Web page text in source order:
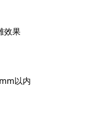
效果
以内